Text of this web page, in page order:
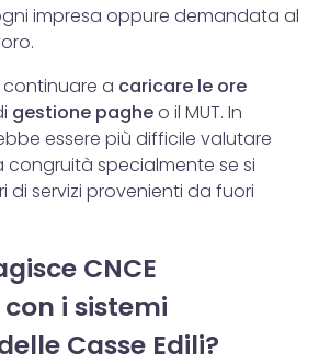
impresa oppure demandata al
a caricare le ore
gestione pagheo il MUT. In
essere più difficile valutare
congruità specialmente se si
di servizi provenienti da fuori
CNCE
i sistemi
Casse Edili?